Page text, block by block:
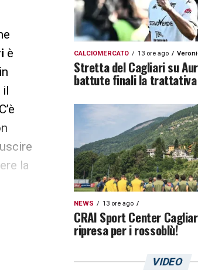
è
il
la
CALCIOMERCATO 13 ore ago
Stretta del Cagliari su
battute finali la trattativa
NEWS 13 ore ago
CRAI Sport Center
ripresa per i rossoblù!
VIDEO